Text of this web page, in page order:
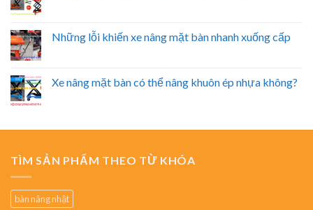
Những lỗi khiến xe nâng mặt bàn nhanh xuống cấp
Xe nâng mặt bàn có thể nâng khuôn ép nhựa không?
TÌM SẢN PHẨM THEO TỪ KHÓA
bàn nâng nhật